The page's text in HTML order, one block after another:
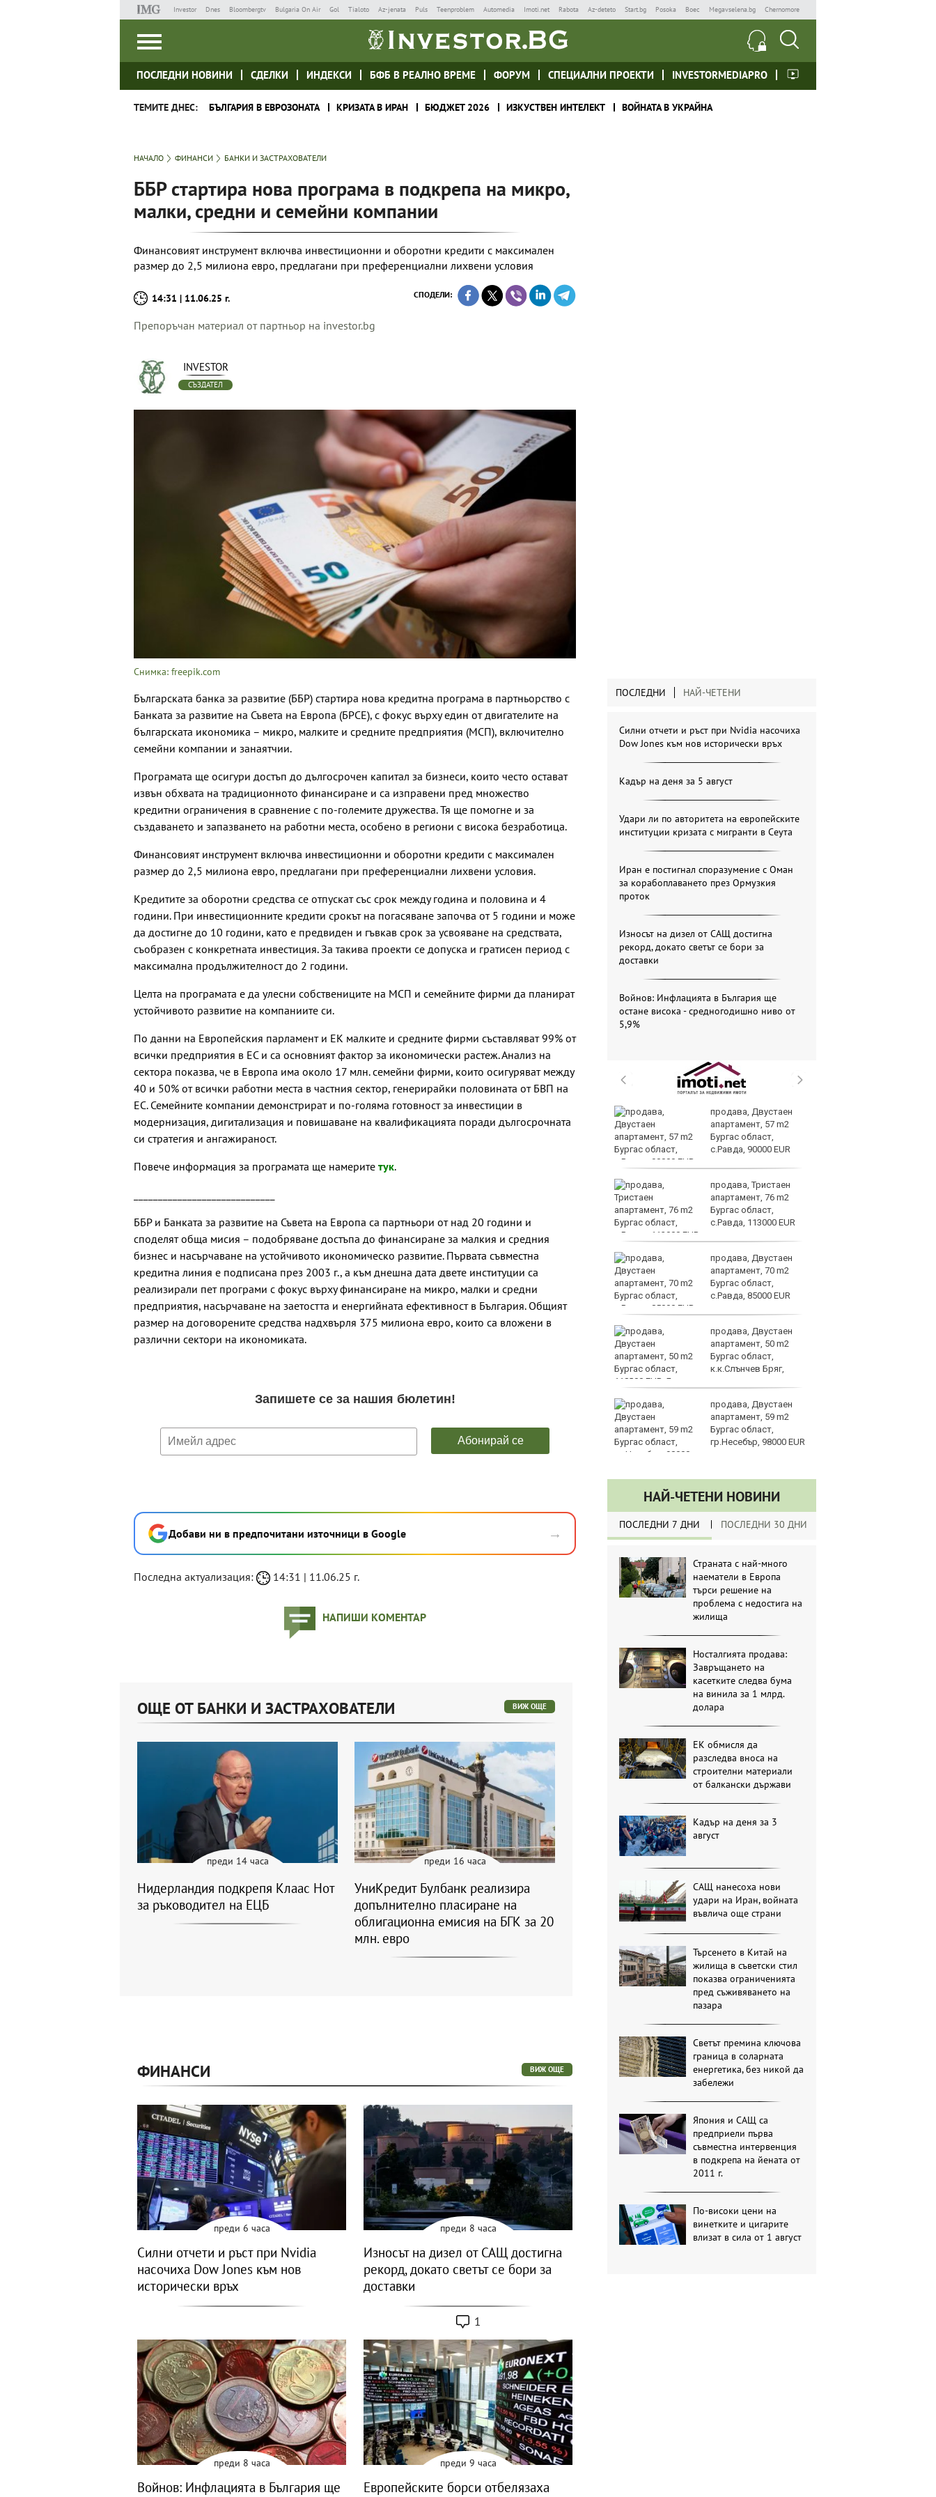
Investor Dnes Bloombergtv Bulgaria On Air Gol Tialoto Az-jenata Puls Teenproblem Automedia Imoti.net Rabota Az-deteto Start.bg Posoka Boec Megavselena.bg Chernomore
ПОСЛЕДНИ НОВИНИ СДЕЛКИ ИНДЕКСИ БФБ В РЕАЛНО ВРЕМЕ ФОРУМ СПЕЦИАЛНИ ПРОЕКТИ INVESTORMEDIAPRO
ТЕМИТЕ ДНЕС: БЪЛГАРИЯ В ЕВРОЗОНАТА КРИЗАТА В ИРАН БЮДЖЕТ 2026 ИЗКУСТВЕН ИНТЕЛЕКТ ВОЙНАТА В УКРАЙНА
НАЧАЛО ФИНАНСИ БАНКИ И ЗАСТРАХОВАТЕЛИ
ББР стартира нова програма в подкрепа на микро,
малки, средни и семейни компании
Финансовият инструмент включва инвестиционни и оборотни кредити с максимален
размер до 2,5 милиона евро, предлагани при преференциални лихвени условия
14:31 | 11.06.25 г. СПОДЕЛИ:
Препоръчан материал от партньор на investor.bg
INVESTOR
СЪЗДАТЕЛ
Снимка: freepik.com
Българската банка за развитие (ББР) стартира нова кредитна програма в партньорство с
Банката за развитие на Съвета на Европа (БРСЕ), с фокус върху един от двигателите на
българската икономика – микро, малките и средните предприятия (МСП), включително
семейни компании и занаятчии.
Програмата ще осигури достъп до дългосрочен капитал за бизнеси, които често остават
извън обхвата на традиционното финансиране и са изправени пред множество
кредитни ограничения в сравнение с по-големите дружества. Тя ще помогне и за
създаването и запазването на работни места, особено в региони с висока безработица.
Финансовият инструмент включва инвестиционни и оборотни кредити с максимален
размер до 2,5 милиона евро, предлагани при преференциални лихвени условия.
Кредитите за оборотни средства се отпускат със срок между година и половина и 4
години. При инвестиционните кредити срокът на погасяване започва от 5 години и може
да достигне до 10 години, като е предвиден и гъвкав срок за усвояване на средствата,
съобразен с конкретната инвестиция. За такива проекти се допуска и гратисен период с
максимална продължителност до 2 години.
Целта на програмата е да улесни собствениците на МСП и семейните фирми да планират
устойчивото развитие на компаниите си.
По данни на Европейския парламент и ЕК малките и средните фирми съставляват 99% от
всички предприятия в ЕС и са основният фактор за икономически растеж. Анализ на
сектора показва, че в Европа има около 17 млн. семейни фирми, които осигуряват между
40 и 50% от всички работни места в частния сектор, генерирайки половината от БВП на
ЕС. Семейните компании демонстрират и по-голяма готовност за инвестиции в
модернизация, дигитализация и повишаване на квалификацията поради дългосрочната
си стратегия и ангажираност.
Повече информация за програмата ще намерите тук.
ББР и Банката за развитие на Съвета на Европа са партньори от над 20 години и
споделят обща мисия – подобряване достъпа до финансиране за малкия и средния
бизнес и насърчаване на устойчивото икономическо развитие. Първата съвместна
кредитна линия е подписана през 2003 г., а към днешна дата двете институции са
реализирали пет програми с фокус върху финансиране на микро, малки и средни
предприятия, насърчаване на заетостта и енергийната ефективност в България. Общият
размер на договорените средства надхвърля 375 милиона евро, които са вложени в
различни сектори на икономиката.
Добави ни в предпочитани източници в Google →
Последна актуализация: 14:31 | 11.06.25 г.
НАПИШИ КОМЕНТАР
ПОСЛЕДНИ НАЙ-ЧЕТЕНИ
Силни отчети и ръст при Nvidia насочиха
Dow Jones към нов исторически връх
Кадър на деня за 5 август
Удари ли по авторитета на европейските
институции кризата с мигранти в Сеута
Иран е постигнал споразумение с Оман
за корабоплаването през Ормузкия
проток
Износът на дизел от САЩ достигна
рекорд, докато светът се бори за
доставки
Войнов: Инфлацията в България ще
остане висока - средногодишно ниво от
5,9%
Убитият мъж на
Младежкия хълм в
Това са последните
дни, в които цените ще
евро по закон
Регионалните здравни
инспекции
продава, Двустаен
апартамент, 57 m2
Бургас област,
с.Равда, 90000 EUR
продава, Тристаен
апартамент, 76 m2
Бургас област,
с.Равда, 113000 EUR
продава, Двустаен
апартамент, 70 m2
Бургас област,
с.Равда, 85000 EUR
продава, Двустаен
апартамент, 50 m2
Бургас област,
к.к.Слънчев Бряг,
118000 EUR
продава, Двустаен
апартамент, 59 m2
Бургас област,
гр.Несебър, 98000 EUR
НАЙ-ЧЕТЕНИ НОВИНИ
ПОСЛЕДНИ 7 ДНИ ПОСЛЕДНИ 30 ДНИ
Страната с най-много
наематели в Европа
търси решение на
проблема с недостига на
жилища
Носталгията продава:
Завръщането на
касетките следва бума
на винила за 1 млрд.
долара
ЕК обмисля да
разследва вноса на
строителни материали
от балкански държави
Кадър на деня за 3
август
САЩ нанесоха нови
удари на Иран, войната
въвлича още страни
Търсенето в Китай на
жилища в съветски стил
показва ограниченията
пред съживяването на
пазара
Светът премина ключова
граница в соларната
енергетика, без никой да
забележи
Япония и САЩ са
предприели първа
съвместна интервенция
в подкрепа на йената от
2011 г.
По-високи цени на
винетките и цигарите
влизат в сила от 1 август
ОЩЕ ОТ БАНКИ И ЗАСТРАХОВАТЕЛИ ВИЖ ОЩЕ
преди 14 часа
Нидерландия подкрепя Клаас Нот
за ръководител на ЕЦБ
преди 16 часа
УниКредит Булбанк реализира
допълнително пласиране на
облигационна емисия на БГК за 20
млн. евро
ФИНАНСИ ВИЖ ОЩЕ
преди 6 часа
Силни отчети и ръст при Nvidia
насочиха Dow Jones към нов
исторически връх
преди 8 часа
Износът на дизел от САЩ достигна
рекорд, докато светът се бори за
доставки
1
преди 8 часа
Войнов: Инфлацията в България ще
преди 9 часа
Европейските борси отбелязаха